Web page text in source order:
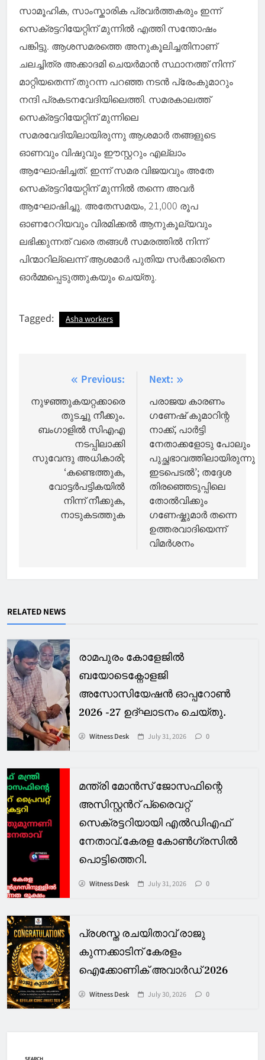
സാമൂഹിക, സാംസ്കാരിക പ്രവർത്തകരും ഇന്ന്
സെക്രട്ടറിയേറ്റിന് മുന്നില്‍ എത്തി സന്തോഷം
പങ്കിട്ടു. ആശസമരത്തെ അനുകൂലിച്ചതിനാണ്
ചലച്ചിത്ര അക്കാദമി ചെയർമാൻ സ്ഥാനത്ത് നിന്ന്
മാറ്റിയതെന്ന് തുറന്ന പറഞ്ഞ നടൻ പ്രേംകുമാറും
നന്ദി പ്രകടനവേദിയിലെത്തി. സമരകാലത്ത്
സെക്രട്ടറിയേറ്റിന് മുന്നിലെ
സമരവേദിയിലായിരുന്നു ആശമാർ തങ്ങളുടെ
ഓണവും വിഷുവും ഈസ്റ്ററും എല്ലാം
ആഘോഷിച്ചത്. ഇന്ന് സമര വിജയവും അതേ
സെക്രട്ടറിയേറ്റിന് മുന്നില്‍ തന്നെ അവർ
ആഘോഷിച്ചു. അതേസമയം, 21,000 രൂപ
ഓണറേറിയവും വിരമിക്കല്‍ ആനുകൂല്യവും
ലഭിക്കുന്നത് വരെ തങ്ങള്‍ സമരത്തില്‍ നിന്ന്
പിന്മാറില്ലെന്ന് ആശമാർ പുതിയ സർക്കാരിനെ
ഓർമ്മപ്പെടുത്തുകയും ചെയ്തു.
Tagged: Asha workers
navigation
Previous:
നുഴഞ്ഞുകയറ്റക്കാരെ
തുടച്ചു നീക്കും.
ബംഗാളില്‍ സിഎഎ
നടപ്പിലാക്കി
സുവേന്ദു അധികാരി;
‘കണ്ടെത്തുക,
വോട്ടര്‍പട്ടികയില്‍
നിന്ന് നീക്കുക,
നാടുകടത്തുക
Next:
പരാജയ കാരണം
ഗണേഷ് കുമാറിന്റ
നാക്ക്, പാര്‍ട്ടി
നേതാക്കളോടു പോലും
പുച്ഛഭാവത്തിലായിരുന്നു
ഇടപെടല്‍’; തദ്ദേശ
തിരഞ്ഞെടുപ്പിലെ
തോല്‍വിക്കും
ഗണേഷ്കുമാര്‍ തന്നെ
ഉത്തരവാദിയെന്ന്
വിമര്‍ശനം
RELATED NEWS
രാമപുരം കോളേജിൽ
ബയോടെക്നോളജി
അസോസിയേഷൻ ഓപ്പറോൺ
2026 -27 ഉദ്ഘാടനം ചെയ്തു.
Witness Desk July 31, 2026 0
മന്ത്രി മോൻസ് ജോസഫിന്റെ
അസിസ്റ്റൻറ് പ്രൈവറ്റ്
സെക്രട്ടറിയായി എൽഡിഎഫ്
നേതാവ്.കേരള കോൺഗ്രസിൽ
പൊട്ടിത്തെറി.
Witness Desk July 31, 2026 0
പ്രശസ്ത രചയിതാവ് രാജു
കുന്നക്കാടിന് കേരളം
ഐക്കോണിക് അവാർഡ് 2026
Witness Desk July 30, 2026 0
SEARCH